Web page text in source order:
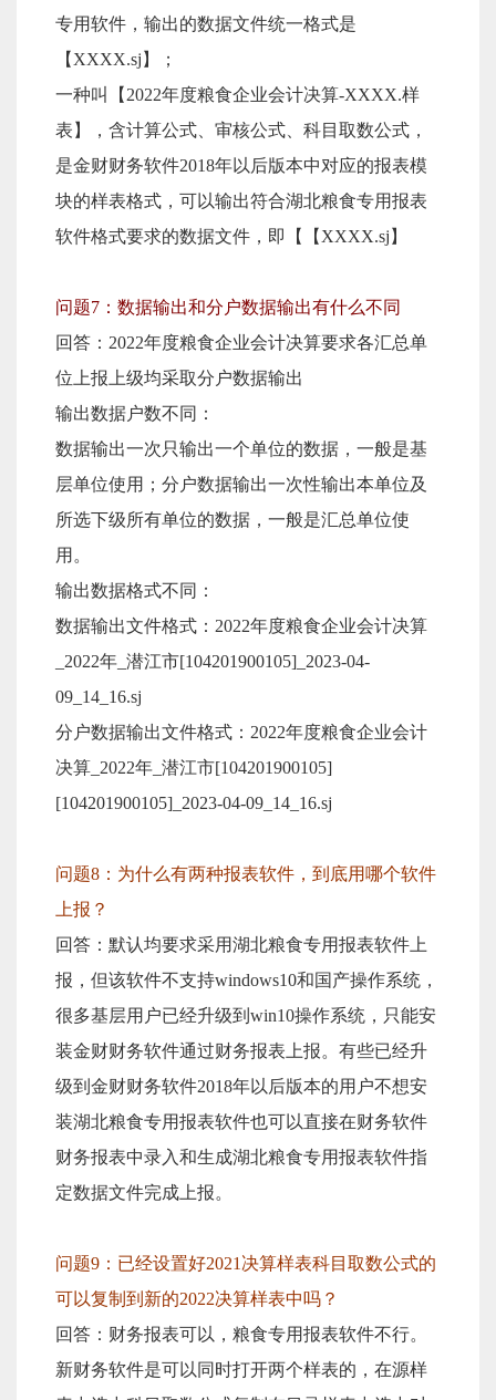
专用软件，输出的数据文件统一格式是
【XXXX.sj】；
一种叫【2022年度粮食企业会计决算-XXXX.样
表】，含计算公式、审核公式、科目取数公式，
是金财财务软件2018年以后版本中对应的报表模
块的样表格式，可以输出符合湖北粮食专用报表
软件格式要求的数据文件，即【【XXXX.sj】
问题7：数据输出和分户数据输出有什么不同
回答：2022年度粮食企业会计决算要求各汇总单
位上报上级均采取分户数据输出
输出数据户数不同：
数据输出一次只输出一个单位的数据，一般是基
层单位使用；分户数据输出一次性输出本单位及
所选下级所有单位的数据，一般是汇总单位使
用。
输出数据格式不同：
数据输出文件格式：2022年度粮食企业会计决算
_2022年_潜江市[104201900105]_2023-04-
09_14_16.sj
分户数据输出文件格式：2022年度粮食企业会计
决算_2022年_潜江市[104201900105]
[104201900105]_2023-04-09_14_16.sj
问题8：为什么有两种报表软件，到底用哪个软件
上报？
回答：默认均要求采用湖北粮食专用报表软件上
报，但该软件不支持windows10和国产操作系统，
很多基层用户已经升级到win10操作系统，只能安
装金财财务软件通过财务报表上报。有些已经升
级到金财财务软件2018年以后版本的用户不想安
装湖北粮食专用报表软件也可以直接在财务软件
财务报表中录入和生成湖北粮食专用报表软件指
定数据文件完成上报。
问题9：已经设置好2021决算样表科目取数公式的
可以复制到新的2022决算样表中吗？
回答：财务报表可以，粮食专用报表软件不行。
新财务软件是可以同时打开两个样表的，在源样